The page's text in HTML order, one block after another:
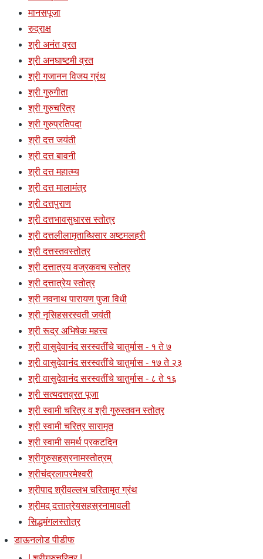
मानसपूजा
रुद्राक्ष
श्री अनंत व्रत
श्री अनघाष्टमी व्रत
श्री गजानन विजय ग्रंथ
श्री गुरुगीता
श्री गुरुचरित्र
श्री गुरुप्रतिपदा
श्री दत्त जयंती
श्री दत्त बावनी
श्री दत्त महात्म्य
श्री दत्त मालामंत्र
श्री दत्तपुराण
श्री दत्तभावसुधारस स्तोत्र
श्री दत्तलीलामृताब्धिसार अष्टमलहरी
श्री दत्तस्तवस्तोत्र
श्री दत्तात्रय वज्रकवच स्तोत्र
श्री दत्तात्रेय स्तोत्र
श्री नवनाथ पारायण पुजा विधी
श्री नृसिहसरस्वती जयंती
श्री रूद्र अभिषेक महत्त्व
श्री वासुदेवानंद सरस्वतींचे चातुर्मास - १ ते ७
श्री वासुदेवानंद सरस्वतींचे चातुर्मास - १७ ते २३
श्री वासुदेवानंद सरस्वतींचे चातुर्मास - ८ ते १६
श्री सत्यदत्तव्रत पूजा
श्री स्वामी चरित्र व श्री गुरुस्तवन स्तोत्र
श्री स्वामी चरित्र सारामृत
श्री स्वामी समर्थ प्रकटदिन
श्रीगुरुसहस्रनामस्तोत्रम्
श्रीचंद्रलापरमेश्वरी
श्रीपाद श्रीवल्लभ चरितामृत ग्रंथ
श्रीमद् दत्तात्रेयसहस्रनामावली
सिद्धमंगलस्तोत्र
डाऊनलोड पीडीफ